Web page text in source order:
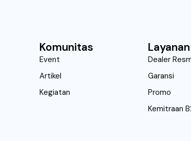
Komunitas
Event
Artikel
Kegiatan
Layanan
Dealer
Garansi
Promo
Kemitraan